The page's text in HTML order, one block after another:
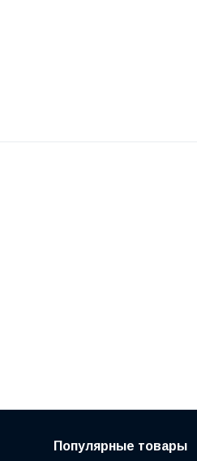
Популярные товары